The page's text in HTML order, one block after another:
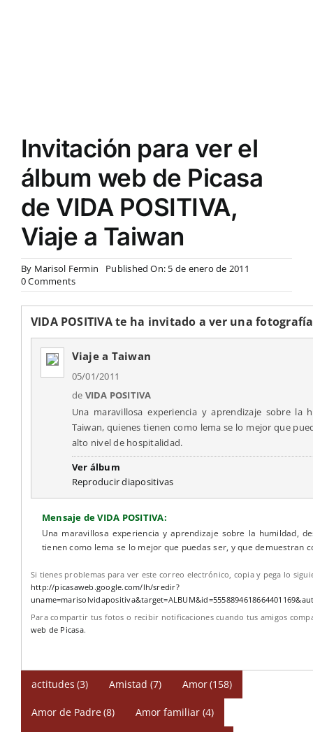
Invitación para ver el
álbum web de Picasa
de VIDA POSITIVA,
Viaje a Taiwan
By Marisol Fermin
Published On: 5 de enero de 2011
0 Commentson
Invitación
para
ver
web
Picasa
de
VIDA
POSITIVA,
Viaje
a
Taiwan
VIDA POSITIVA te ha invitado a ver una
Viaje a Taiwan
05/01/2011
de VIDA POSITIVA
Una maravillosa experiencia y aprendizaje sobre
Taiwan, quienes tienen como lema se lo mejor que
alto nivel de hospitalidad.
Ver álbum
Reproducir diapositivas
Mensaje de VIDA POSITIVA:
Una maravillosa experiencia y aprendizaje sobre la humildad,
tienen como lema se lo mejor que puedas ser, y que demuestran
Si tienes problemas para ver este correo electrónico, copia y pega lo
http://picasaweb.google.com/lh/sredir?
Para compartir tus fotos o recibir notificaciones cuando tus amigos
web de Picasa.
actitudes (3) Amistad (7) Amor(158)
Amor de Padre(8) Amor familiar (4)